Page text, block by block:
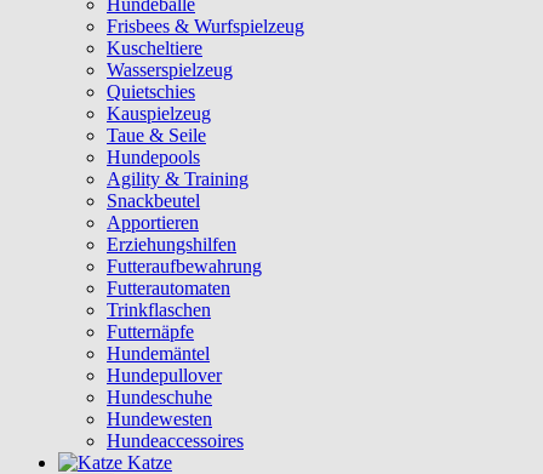
Hundebälle
Frisbees & Wurfspielzeug
Kuscheltiere
Wasserspielzeug
Quietschies
Kauspielzeug
Taue & Seile
Hundepools
Agility & Training
Snackbeutel
Apportieren
Erziehungshilfen
Futteraufbewahrung
Futterautomaten
Trinkflaschen
Futternäpfe
Hundemäntel
Hundepullover
Hundeschuhe
Hundewesten
Hundeaccessoires
Katze